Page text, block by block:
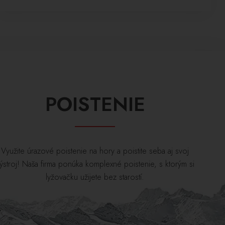
POISTENIE
Využite úrazové poistenie na hory a poistite seba aj svoj
Naša firma ponúka komplexné poistenie, s ktorým si
lyžovačku užijete bez starostí.